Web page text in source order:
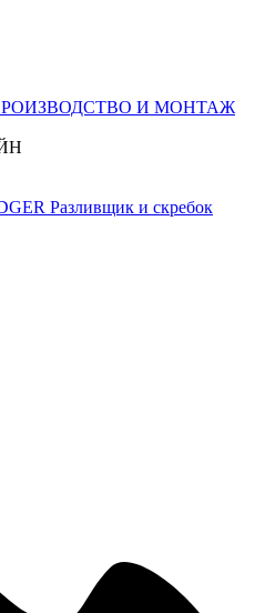
И МОНТАЖ
Разливщик и скребок